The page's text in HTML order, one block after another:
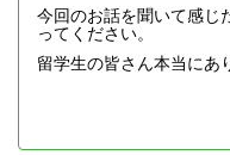
今回のお話を聞いて感じ
ってください。
留学生の皆さん本当にあ